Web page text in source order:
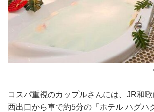
コスパ重視のカップルさんには、JR和
西出口から車で約5分の「ホテル ハグハ